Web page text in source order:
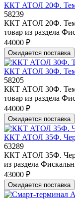
ККТ АТОЛ 20Ф.
58239
ККТ АТОЛ 20Ф.
товар из раздела
44000 ₽
Ожидается поставка
ККТ АТОЛ 30Ф.
58205
ККТ АТОЛ 30Ф.
товар из раздела
44000 ₽
Ожидается поставка
ККТ АТОЛ 35Ф.
63289
ККТ АТОЛ 35Ф.
из раздела
43000 ₽
Ожидается поставка